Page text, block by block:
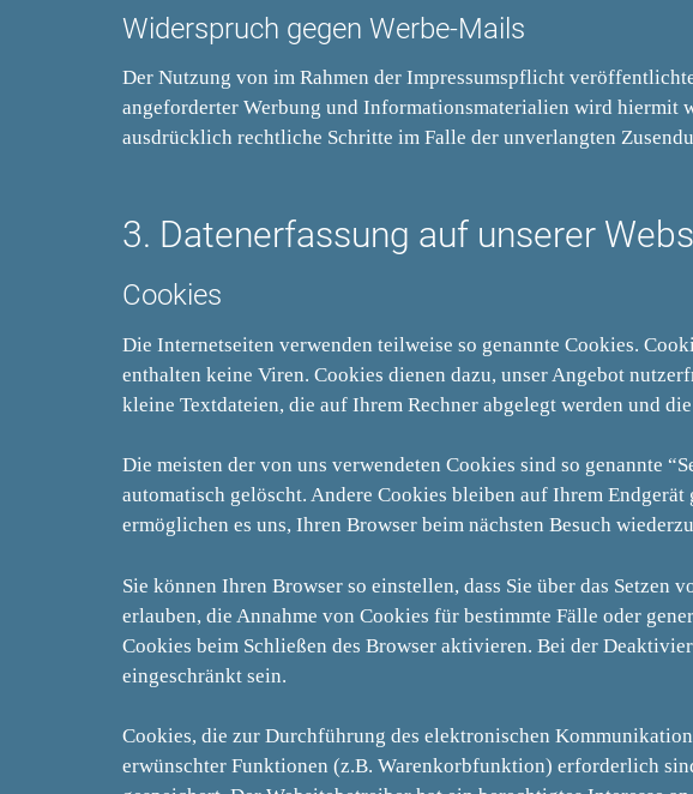
Widerspruch gegen Werbe-Mails
Der Nutzung von im Rahmen der Impressumspflicht
angeforderter Werbung und Informationsmaterialien wird hiermit
ausdrücklich rechtliche Schritte im Falle der unverlangten
3. Datenerfassung auf unserer
Cookies
Die Internetseiten verwenden teilweise so genannte Cookies.
enthalten keine Viren. Cookies dienen dazu, unser Angebot
kleine Textdateien, die auf Ihrem Rechner abgelegt werden und
Die meisten der von uns verwendeten Cookies sind so genannte
automatisch gelöscht. Andere Cookies bleiben auf Ihrem
ermöglichen es uns, Ihren Browser beim nächsten Besuch
Sie können Ihren Browser so einstellen, dass Sie über das
erlauben, die Annahme von Cookies für bestimmte Fälle oder
Cookies beim Schließen des Browser aktivieren. Bei der
eingeschränkt sein.
Cookies, die zur Durchführung des elektronischen
erwünschter Funktionen (z.B. Warenkorbfunktion) erforderlich